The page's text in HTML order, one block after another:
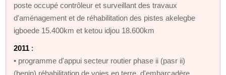
poste occupé contrôleur et surveillant des travaux
d'aménagement et de réhabilitation des pistes akelegbe
igboede 15.400km et ketou idjou 18.600km
2011 :
• programme d'appui secteur routier phase ii (pasr ii)
(benin) réhabilitation de voies en terre, d'embarcadère